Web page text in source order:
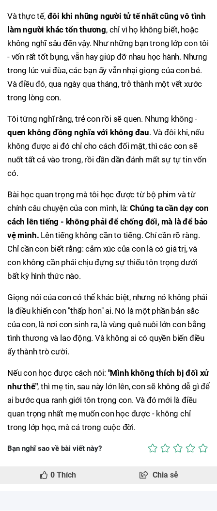
Và thực tế, đôi khi những người tử tế nhất cũng vô tình
làm người khác tổn thương, chỉ vì họ không biết, hoặc
không nghĩ sâu đến vậy. Như những bạn trong lớp con tôi
- vốn rất tốt bụng, vẫn hay giúp đỡ nhau học hành. Nhưng
trong lúc vui đùa, các bạn ấy vẫn nhại giọng của con bé.
Và điều đó, qua ngày qua tháng, trở thành một vết xước
trong lòng con.
Tôi từng nghĩ rằng, trẻ con rồi sẽ quen. Nhưng không -
quen không đồng nghĩa với không đau. Và đôi khi, nếu
không được ai đó chỉ cho cách đối mặt, thì các con sẽ
nuốt tất cả vào trong, rồi dần dần đánh mất sự tự tin vốn
có.
Bài học quan trọng mà tôi học được từ bộ phim và từ
chính câu chuyện của con mình, là:Chúng ta cần dạy con
cách lên tiếng - không phải để chống đối, mà là để bảo
vệ mình. Lên tiếng không cần to tiếng. Chỉ cần rõ ràng.
Chỉ cần con biết rằng: cảm xúc của con là có giá trị, và
con không cần phải chịu đựng sự thiếu tôn trọng dưới
bất kỳ hình thức nào.
Giọng nói của con có thể khác biệt, nhưng nó không phải
là điều khiến con "thấp hơn" ai. Nó là một phần bản sắc
của con, là nơi con sinh ra, là vùng quê nuôi lớn con bằng
tình thương và lao động. Và không ai có quyền biến điều
ấy thành trò cười.
Nếu con học được cách nói: "Mình không thích bị đối xử
như thế", thì mẹ tin, sau này lớn lên, con sẽ không dễ gì để
ai bước qua ranh giới tôn trọng con. Và đó mới là điều
quan trọng nhất mẹ muốn con học được - không chỉ
trong lớp học, mà cả trong cuộc đời.
Bạn nghĩ sao về bài viết này?
0 Thích Chia sẻ